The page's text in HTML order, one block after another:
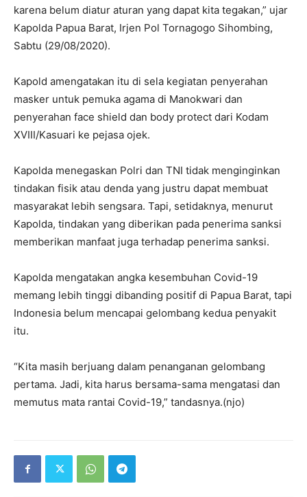
karena belum diatur aturan yang dapat kita tegakan,” ujar
Kapolda Papua Barat, Irjen Pol Tornagogo Sihombing,
Sabtu (29/08/2020).
Kapold amengatakan itu di sela kegiatan penyerahan
masker untuk pemuka agama di Manokwari dan
penyerahan face shield dan body protect dari Kodam
XVIII/Kasuari ke pejasa ojek.
Kapolda menegaskan Polri dan TNI tidak menginginkan
tindakan fisik atau denda yang justru dapat membuat
masyarakat lebih sengsara. Tapi, setidaknya, menurut
Kapolda, tindakan yang diberikan pada penerima sanksi
memberikan manfaat juga terhadap penerima sanksi.
Kapolda mengatakan angka kesembuhan Covid-19
memang lebih tinggi dibanding positif di Papua Barat, tapi
Indonesia belum mencapai gelombang kedua penyakit
itu.
“Kita masih berjuang dalam penanganan gelombang
pertama. Jadi, kita harus bersama-sama mengatasi dan
memutus mata rantai Covid-19,” tandasnya.(njo)